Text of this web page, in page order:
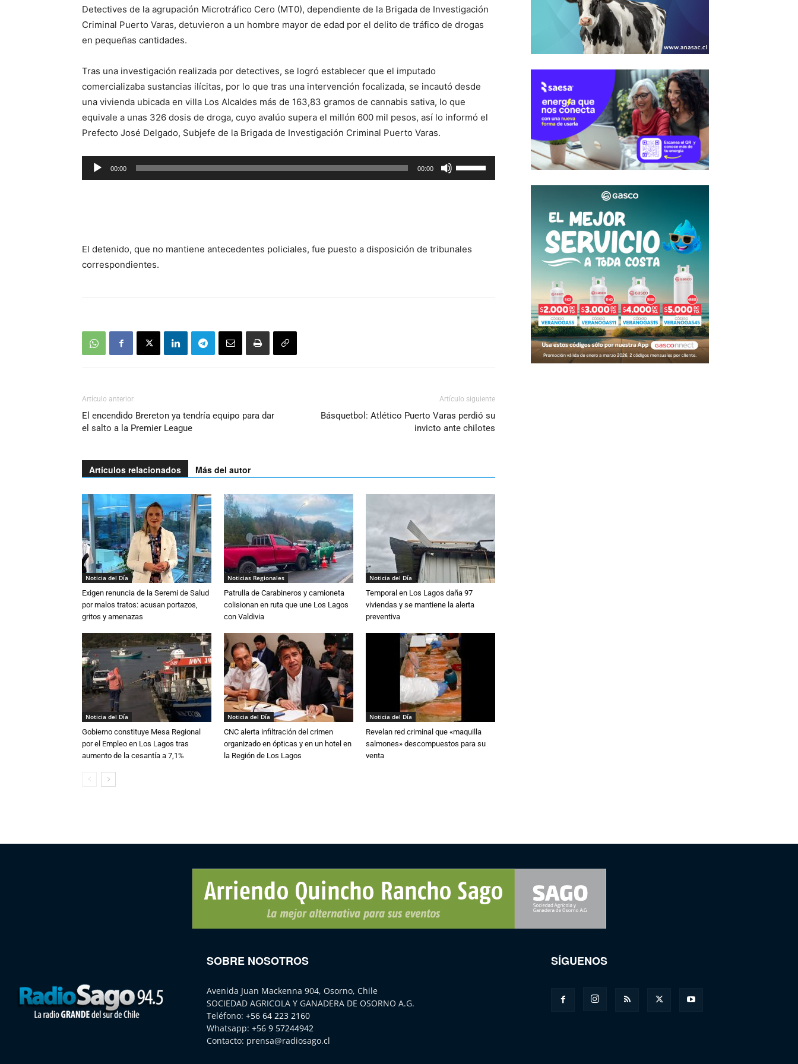
Detectives de la agrupación Microtráfico Cero (MT0), dependiente de la Brigada de Investigación
Criminal Puerto Varas, detuvieron a un hombre mayor de edad por el delito de tráfico de drogas
en pequeñas cantidades.
Tras una investigación realizada por detectives, se logró establecer que el imputado
comercializaba sustancias ilícitas, por lo que tras una intervención focalizada, se incautó desde
una vivienda ubicada en villa Los Alcaldes más de 163,83 gramos de cannabis sativa, lo que
equivale a unas 326 dosis de droga, cuyo avalúo supera el millón 600 mil pesos, así lo informó el
Prefecto José Delgado, Subjefe de la Brigada de Investigación Criminal Puerto Varas.
Reproductor
de
00:00 00:00
las
para
El detenido, que no mantiene antecedentes policiales, fue puesto a disposición de tribunales
correspondientes.
Artículo anterior
El encendido Brereton ya tendría equipo para dar
el salto a la Premier League
Artículo siguiente
Básquetbol: Atlético Puerto Varas perdió su
invicto ante chilotes
Artículos relacionados Más del autor
Noticia del Día
Exigen renuncia de la Seremi de Salud
por malos tratos: acusan portazos,
gritos y amenazas
Noticias Regionales
Patrulla de Carabineros y camioneta
colisionan en ruta que une Los Lagos
con Valdivia
Noticia del Día
Temporal en Los Lagos daña 97
viviendas y se mantiene la alerta
preventiva
Noticia del Día
Gobierno constituye Mesa Regional
por el Empleo en Los Lagos tras
aumento de la cesantía a 7,1%
Noticia del Día
CNC alerta infiltración del crimen
organizado en ópticas y en un hotel en
la Región de Los Lagos
Noticia del Día
Revelan red criminal que «maquilla
salmones» descompuestos para su
venta
SOBRE NOSOTROS
Avenida Juan Mackenna 904, Osorno, Chile
SOCIEDAD AGRICOLA Y GANADERA DE OSORNO A.G.
Teléfono: +56 64 223 2160
Whatsapp: +56 9 57244942
Contacto: prensa@radiosago.cl
SÍGUENOS